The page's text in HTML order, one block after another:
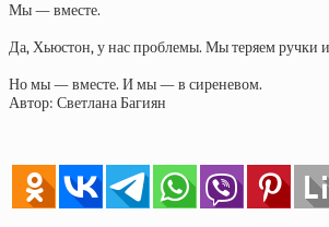
Мы — вместе.
Да, Хьюстон, у нас проблемы. Мы теряем ручки
Но мы — вместе. И мы — в сиреневом.
Автор: Светлана Багиян